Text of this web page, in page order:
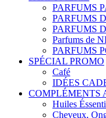
PARFUMS
PARFUMS
PARFUMS
Parfums de
PARFUMS
SPÉCIAL PROMO
Café
IDÉES
COMPLÉMENTS
Huiles
Cheveux,